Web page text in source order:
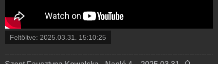
Feltöltve: 2025.03.31. 15:10:25